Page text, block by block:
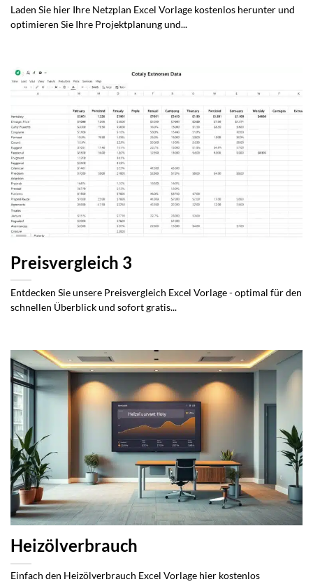
Laden Sie hier Ihre Netzplan Excel Vorlage kostenlos herunter und
optimieren Sie Ihre Projektplanung und...
Preisvergleich 3
Entdecken Sie unsere Preisvergleich Excel Vorlage - optimal für den
schnellen Überblick und sofort gratis...
Heizölverbrauch
Einfach den Heizölverbrauch Excel Vorlage hier kostenlos